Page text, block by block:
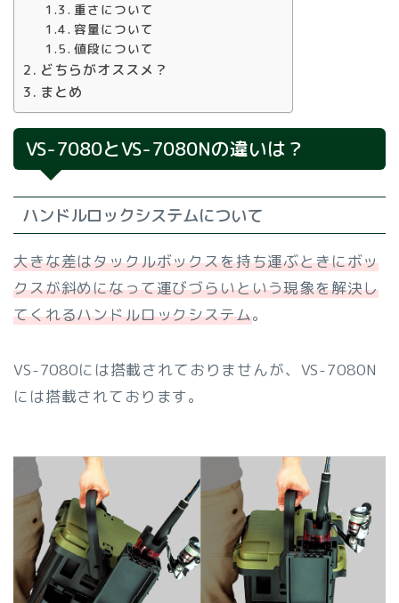
重さについて
容量について
値段について
どちらがオススメ？
まとめ
VS-7080とVS-7080Nの違いは？
ハンドルロックシステムについて
大きな差はタックルボックスを持ち運ぶときにボッ
クスが斜めになって運びづらいという現象を解決し
てくれるハンドルロックシステム。
VS-7080には搭載されておりませんが、VS-7080N
には搭載されております。